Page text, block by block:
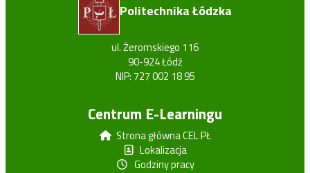
Politechnika Łódzka
ul. Żeromskiego 116
90-924 Łódź
NIP: 727 002 18 95
Centrum E-Learningu
Strona główna CEL PŁ
Lokalizacja
Godziny pracy